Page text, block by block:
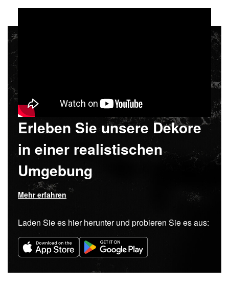
Erleben Sie unsere Dekore
in einer realistischen
Umgebung
Mehr erfahren
Laden Sie es hier herunter und probieren Sie es aus: